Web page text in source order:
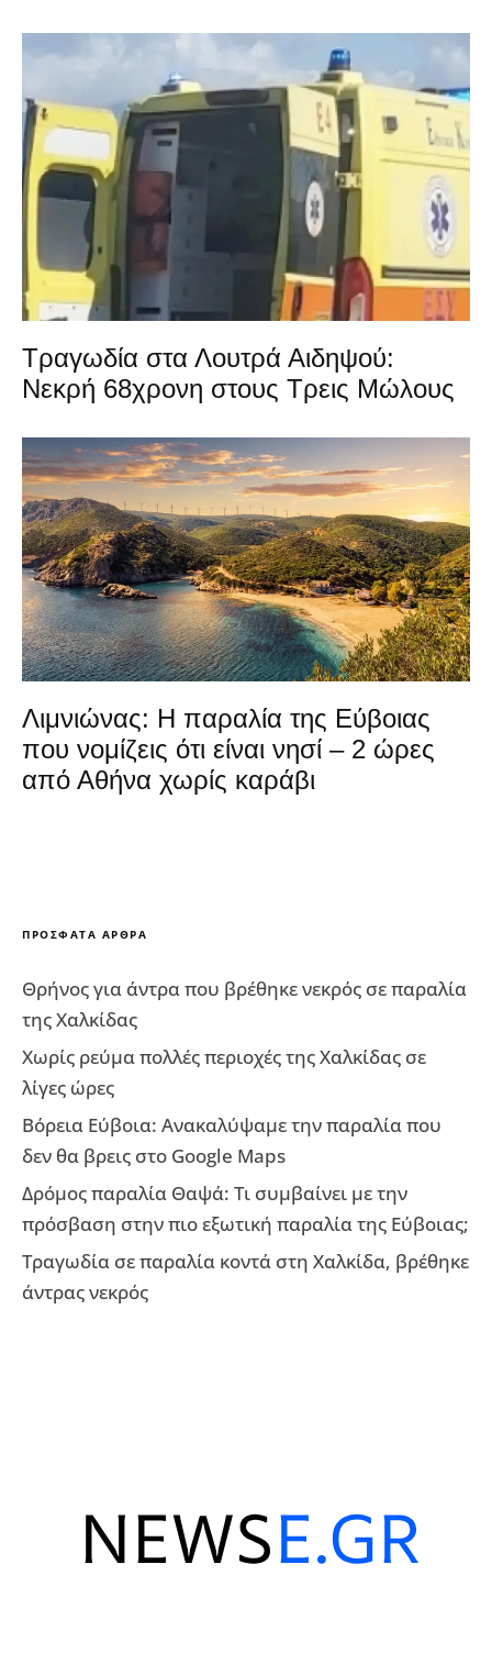
Τραγωδία στα Λουτρά Αιδηψού:
Νεκρή 68χρονη στους Τρεις Μώλους
Λιμνιώνας: Η παραλία της Εύβοιας
που νομίζεις ότι είναι νησί – 2 ώρες
από Αθήνα χωρίς καράβι
ΠΡΌΣΦΑΤΑ ΆΡΘΡΑ
Θρήνος για άντρα που βρέθηκε νεκρός σε παραλία
της Χαλκίδας
Χωρίς ρεύμα πολλές περιοχές της Χαλκίδας σε
λίγες ώρες
Βόρεια Εύβοια: Ανακαλύψαμε την παραλία που
δεν θα βρεις στο Google Maps
Δρόμος παραλία Θαψά: Τι συμβαίνει με την
πρόσβαση στην πιο εξωτική παραλία της Εύβοιας;
Τραγωδία σε παραλία κοντά στη Χαλκίδα, βρέθηκε
άντρας νεκρός